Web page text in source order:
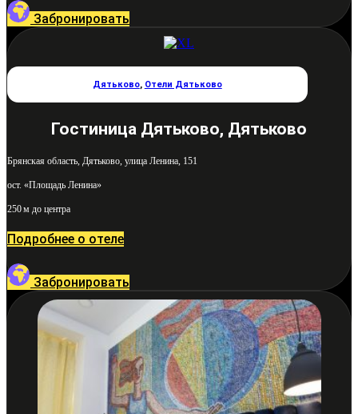
Забронировать
Дятьково, Отели Дятьково
Гостиница Дятьково, Дятьково
Брянская область, Дятьково, улица Ленина, 151
ост. «Площадь Ленина»
250 м до центра
Подробнее о отеле
Забронировать